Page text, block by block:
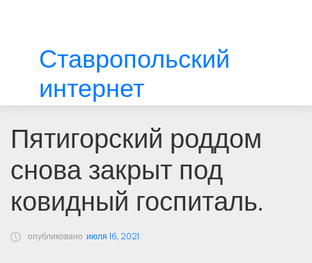
Ставропольский
интернет
Пятигорский роддом
снова закрыт под
ковидный госпиталь.
опубликовано июля 16, 2021